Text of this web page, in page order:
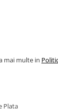
cunoscuti
folosind
orice
complet
ridicata a
mai multe in
Plata